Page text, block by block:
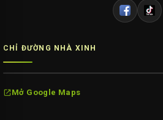
CHỈ ĐƯỜNG NHÀ XINH
Mở Google Maps